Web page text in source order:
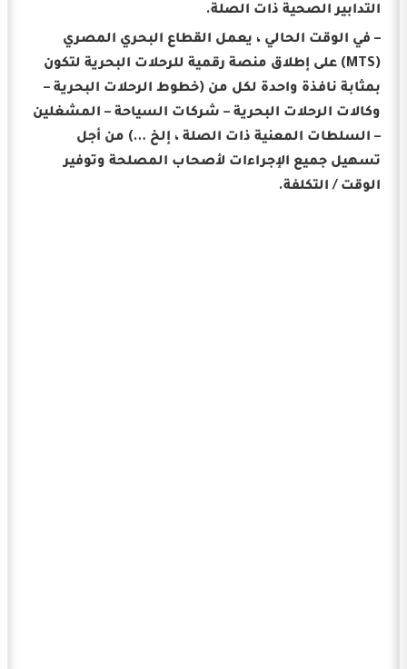
التدابير الصحية ذات الصلة.
– في الوقت الحالي ، يعمل القطاع البحري المصري
(MTS) على إطلاق منصة رقمية للرحلات البحرية لتكون
بمثابة نافذة واحدة لكل من (خطوط الرحلات البحرية –
وكالات الرحلات البحرية – شركات السياحة – المشغلين
– السلطات المعنية ذات الصلة ، إلخ …) من أجل
تسهيل جميع الإجراءات لأصحاب المصلحة وتوفير
الوقت / التكلفة.